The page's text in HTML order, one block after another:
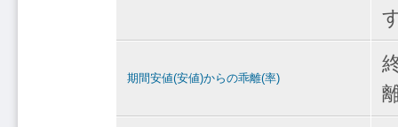
期間安値(安値)からの乖離(率)